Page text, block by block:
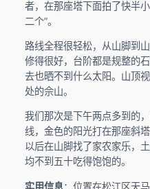
者，在那座塔下面拍了快半
二个”。
路线全程很轻松，从山脚到
修得很好，台阶都是规整的
去也晒不到什么太阳。山顶
处的佘山。
我们那次是下午两点多到的
线，金色的阳光打在那座斜
以后在山脚找了家农家乐，
均不到五十吃得饱饱的。
实用信息：位置在松江区天